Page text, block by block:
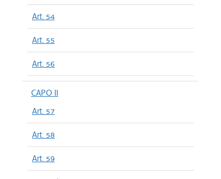
Art. 54
Art. 55
Art. 56
CAPO II
Art. 57
Art. 58
Art. 59